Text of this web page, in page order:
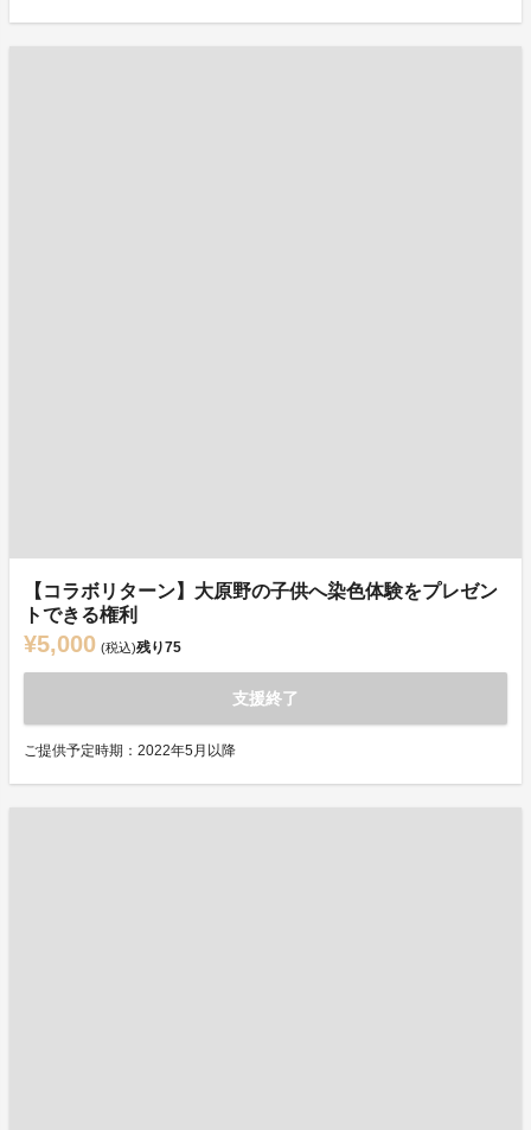
【コラボリターン】大原野の子供へ染色体験をプレゼン
トできる権利
¥5,000 (税込)残り75
支援終了
ご提供予定時期：2022年5月以降